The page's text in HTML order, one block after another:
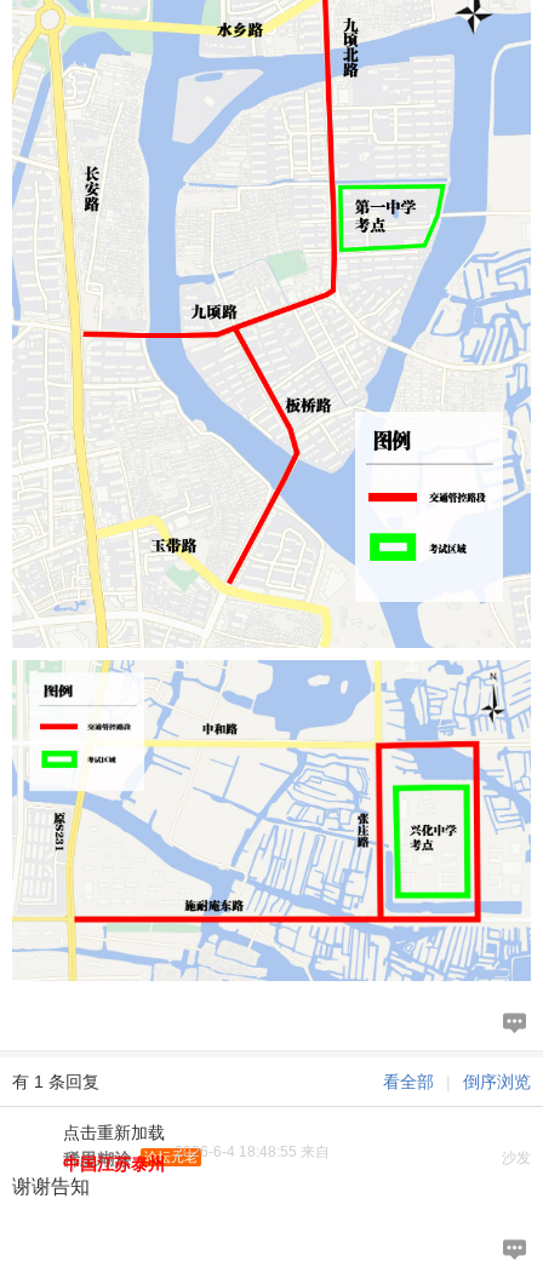
看全部 | 倒序浏览
有 1 条回复
点击重新加载
沙发
稀里糊涂 论坛元老2026-6-4 18:48:55 来自
中国江苏泰州
谢谢告知